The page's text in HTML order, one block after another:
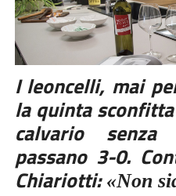
I leoncelli, mai
la quinta
calvario
passano 3-0.
Chiariotti: «Non